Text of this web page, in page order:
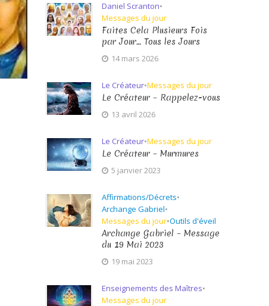
Daniel Scranton•
Messages du jour
Faites Cela Plusieurs Fois
par Jour… Tous les Jours
14 mars 2026
Le Créateur•Messages du jour
Le Créateur – Rappelez-vous
13 avril 2026
Le Créateur•Messages du jour
Le Créateur – Murmures
5 janvier 2023
Affirmations/Décrets•
Archange Gabriel•
Messages du jour•Outils d'éveil
Archange Gabriel – Message
du 19 Mai 2023
19 mai 2023
Enseignements des Maîtres•
Messages du jour